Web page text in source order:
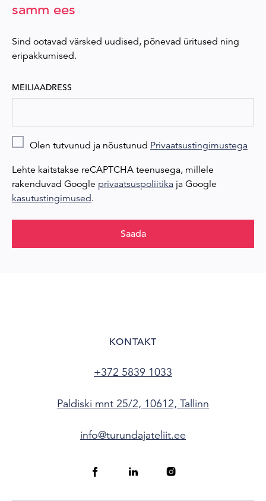
samm ees
Sind ootavad värsked uudised, põnevad üritused ning
eripakkumised.
MEILIAADRESS
Olen tutvunud ja nõustunud Privaatsustingimustega
Lehte kaitstakse reCAPTCHA teenusega, millele
rakenduvad Google privaatsuspoliitika ja Google
kasutustingimused.
Saada
KONTAKT
+372 5839 1033
Paldiski mnt 25/2, 10612, Tallinn
info@turundajateliit.ee